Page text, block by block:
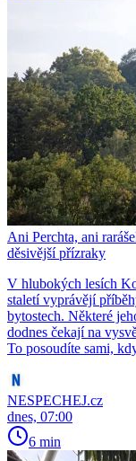
Ani Perchta, ani
děsivější přízraky
V hlubokých lesích
staletí vyprávějí
bytostech. Některé
dodnes čekají na
To posoudíte sami,
NESPECHEJ.cz
dnes, 07:00
6 min